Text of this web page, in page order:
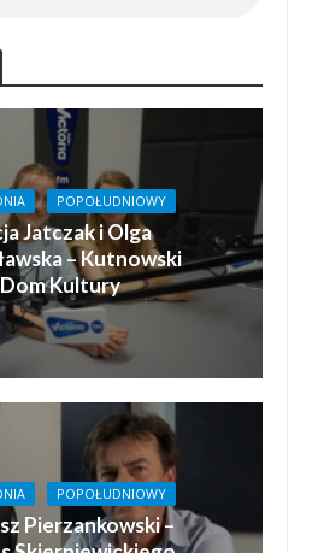
POPOŁUDNIOWY
Jatczak i Olga
– Kutnowski
Dom Kultury
POPOŁUDNIOWY
Pierzankowski –